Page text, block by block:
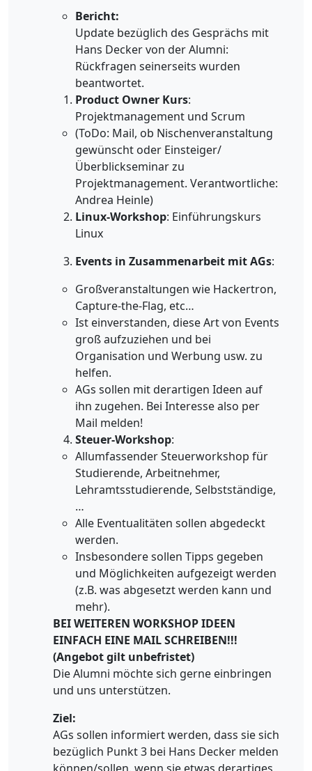
Bericht:
Update bezüglich des Gesprächs mit
Hans Decker von der Alumni:
Rückfragen seinerseits wurden
beantwortet.
Product Owner Kurs:
Projektmanagement und Scrum
(ToDo: Mail, ob Nischenveranstaltung
gewünscht oder Einsteiger/
Überblickseminar zu
Projektmanagement. Verantwortliche:
Andrea Heinle)
Linux-Workshop: Einführungskurs
Linux
Events in Zusammenarbeit mit AGs:
Großveranstaltungen wie Hackertron,
Capture-the-Flag, etc…
Ist einverstanden, diese Art von Events
groß aufzuziehen und bei
Organisation und Werbung usw. zu
helfen.
AGs sollen mit derartigen Ideen auf
ihn zugehen. Bei Interesse also per
Mail melden!
Steuer-Workshop:
Allumfassender Steuerworkshop für
Studierende, Arbeitnehmer,
Lehramtsstudierende, Selbstständige,
…
Alle Eventualitäten sollen abgedeckt
werden.
Insbesondere sollen Tipps gegeben
und Möglichkeiten aufgezeigt werden
(z.B. was abgesetzt werden kann und
mehr).
BEI WEITEREN WORKSHOP IDEEN
EINFACH EINE MAIL SCHREIBEN!!!
(Angebot gilt unbefristet)
Die Alumni möchte sich gerne einbringen
und uns unterstützen.
Ziel:
AGs sollen informiert werden, dass sie sich
bezüglich Punkt 3 bei Hans Decker melden
können/sollen, wenn sie etwas derartiges